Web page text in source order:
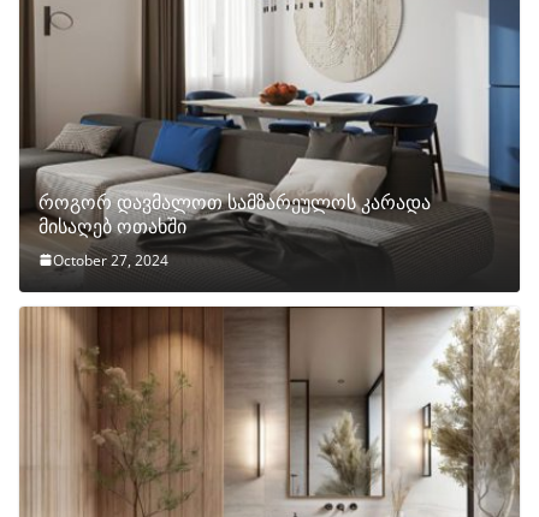
როგორ დავმალოთ სამზარეულოს კარადა
მისაღებ ოთახში
October 27, 2024